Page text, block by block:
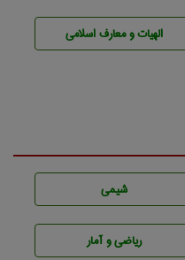
الهیات و معارف اسلامی
شيمی
ریاضی و آمار